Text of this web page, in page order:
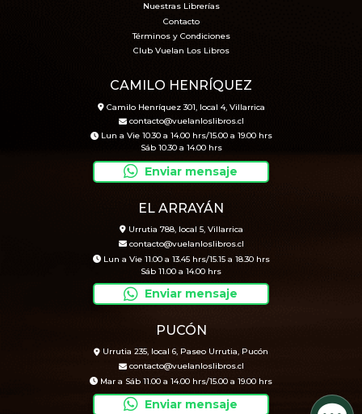
Nuestras Librerías
Contacto
Términos y Condiciones
Club Vuelan Los Libros
CAMILO HENRÍQUEZ
Camilo Henríquez 301, local 4, Villarrica
contacto@vuelanloslibros.cl
Lun a Vie 10.30 a 14.00 hrs/15.00 a 19.00 hrs
Sáb 10.30 a 14.00 hrs
Enviar mensaje
EL ARRAYÁN
Urrutia 788, local 5, Villarrica
contacto@vuelanloslibros.cl
Lun a Vie 11.00 a 13.45 hrs/15.15 a 18.30 hrs
Sáb 11.00 a 14.00 hrs
Enviar mensaje
PUCÓN
Urrutia 235, local 6, Paseo Urrutia, Pucón
contacto@vuelanloslibros.cl
Mar a Sáb 11.00 a 14.00 hrs/15.00 a 19.00 hrs
Enviar mensaje